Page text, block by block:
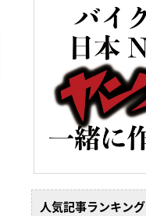
人気記事ランキング